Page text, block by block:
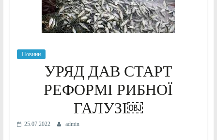
Новини
УРЯД ДАВ СТАРТ
РЕФОРМІ РИБНОЇ
ГАЛУЗІ￼
25.07.2022 admin